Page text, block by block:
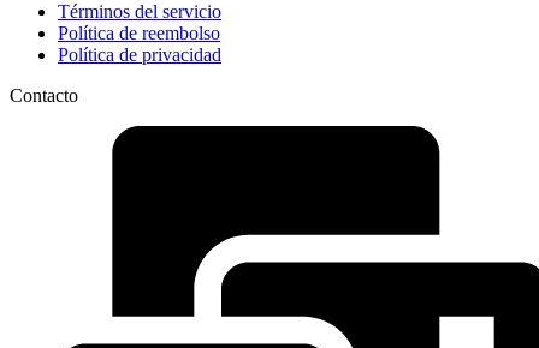
Términos del servicio
Política de reembolso
Política de privacidad
Contacto